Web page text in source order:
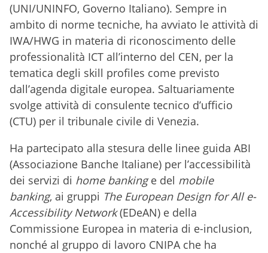
(UNI/UNINFO, Governo Italiano). Sempre in
ambito di norme tecniche, ha avviato le attività di
IWA/HWG in materia di riconoscimento delle
professionalità ICT all’interno del CEN, per la
tematica degli skill profiles come previsto
dall’agenda digitale europea. Saltuariamente
svolge attività di consulente tecnico d’ufficio
(CTU) per il tribunale civile di Venezia.
Ha partecipato alla stesura delle linee guida ABI
(Associazione Banche Italiane) per l’accessibilità
dei servizi di home bankinge del mobile
banking, ai gruppi The European Design for All e-
Accessibility Network(EDeAN) e della
Commissione Europea in materia di e-inclusion,
nonché al gruppo di lavoro CNIPA che ha